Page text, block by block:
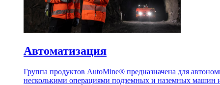
Автоматизация
Группа продуктов AutoMine® предназначена для
несколькими операциями подземных и наземных машин